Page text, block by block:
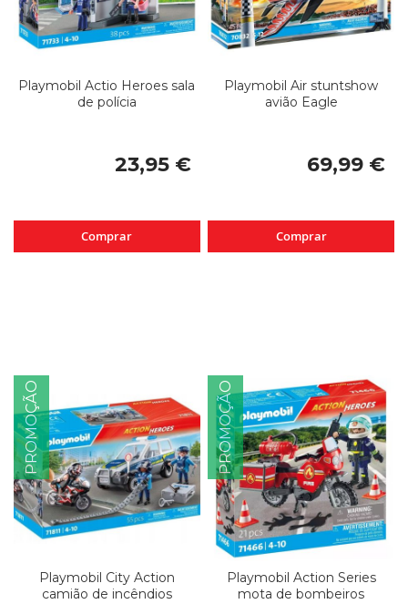
Playmobil Actio Heroes sala
de polícia
23,95 €
Comprar
Playmobil Air stuntshow
avião Eagle
69,99 €
Comprar
PROMOÇÃO
Playmobil City Action
camião de incêndios
PROMOÇÃO
Playmobil Action Series
mota de bombeiros